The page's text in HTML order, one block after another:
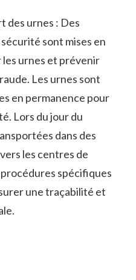
des‍ urnes : ⁣Des
sont mises en‍
urnes et prévenir
‌Les urnes sont
en permanence pour
Lors du jour du
dans des
les centres⁢ de
spécifiques
une‍ traçabilité et